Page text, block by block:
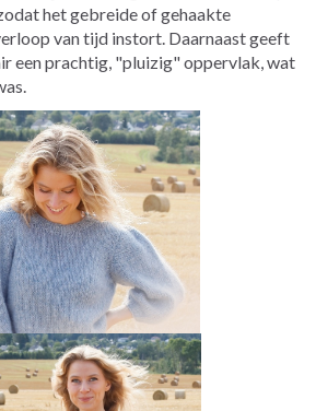
het gebreide of gehaakte
van tijd instort. Daarnaast geeft
een prachtig, "pluizig" oppervlak, wat